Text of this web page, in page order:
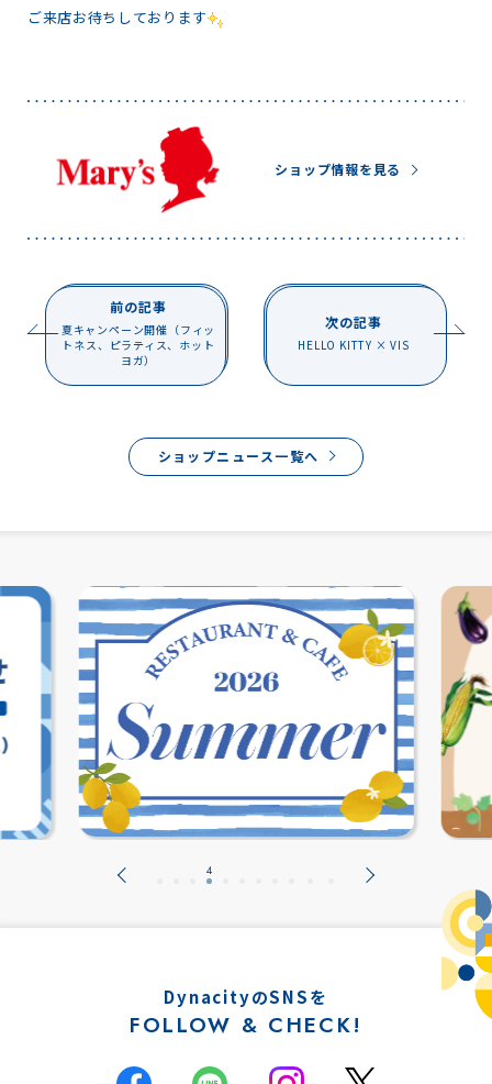
ご来店お待ちしております
ショップ情報を見る
前の記事
夏キャンペーン開催（フィッ
トネス、ピラティス、ホット
ヨガ）
次の記事
HELLO KITTY × VIS
ショップニュース一覧へ
DynacityのSNSを
FOLLOW & CHECK!